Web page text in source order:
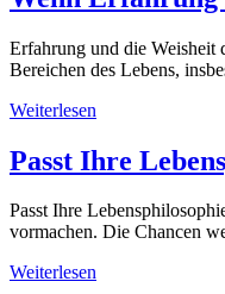
Erfahrung und die Weisheit
Bereichen des Lebens,
Weiterlesen
Passt Ihre
Passt Ihre
vormachen. Die Chancen
Weiterlesen